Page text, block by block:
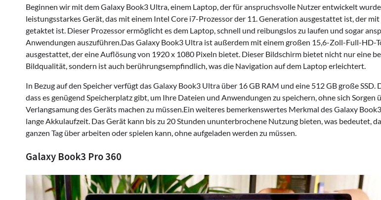
Beginnen wir mit dem Galaxy Book3 Ultra, einem Laptop, der für anspruchsvolle Nutzer entwickelt
leistungsstarkes Gerät, das mit einem Intel Core i7-Prozessor der 11. Generation ausgestattet ist, der mit
getaktet ist. Dieser Prozessor ermöglicht es dem Laptop, schnell und reibungslos zu laufen und sogar
Anwendungen auszuführen.Das Galaxy Book3 Ultra ist außerdem mit einem großen 15,6-Zoll-Full-HD-
ausgestattet, der eine Auflösung von 1920 x 1080 Pixeln bietet. Dieser Bildschirm bietet nicht nur eine
Bildqualität, sondern ist auch berührungsempfindlich, was die Navigation auf dem Laptop erleichtert.
In Bezug auf den Speicher verfügt das Galaxy Book3 Ultra über 16 GB RAM und eine 512 GB große SSD.
dass es genügend Speicherplatz gibt, um Ihre Dateien und Anwendungen zu speichern, ohne sich Sorgen
Verlangsamung des Geräts machen zu müssen.Ein weiteres bemerkenswertes Merkmal des Galaxy
lange Akkulaufzeit. Das Gerät kann bis zu 20 Stunden ununterbrochene Nutzung bieten, was bedeutet,
ganzen Tag über arbeiten oder spielen kann, ohne aufgeladen werden zu müssen.
Galaxy Book3 Pro 360